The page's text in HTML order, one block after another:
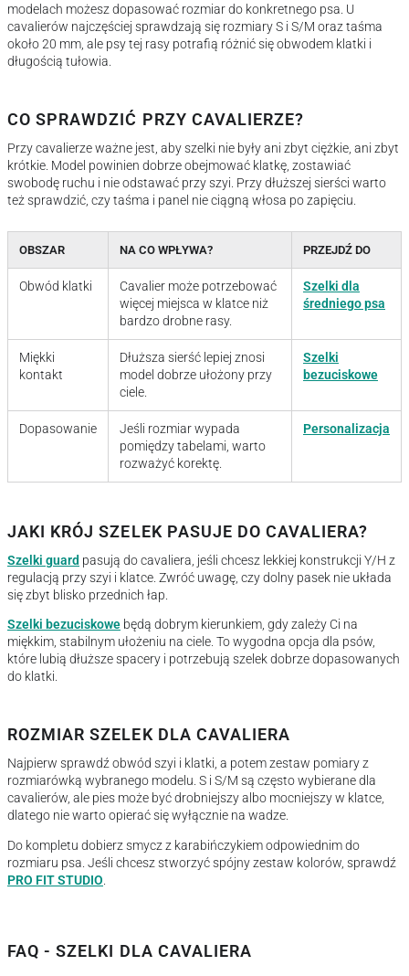
modelach możesz dopasować rozmiar do konkretnego psa. U
cavalierów najczęściej sprawdzają się rozmiary S i S/M oraz taśma
około 20 mm, ale psy tej rasy potrafią różnić się obwodem klatki i
długością tułowia.
CO SPRAWDZIĆ PRZY CAVALIERZE?
Przy cavalierze ważne jest, aby szelki nie były ani zbyt ciężkie, ani zbyt
krótkie. Model powinien dobrze obejmować klatkę, zostawiać
swobodę ruchu i nie odstawać przy szyi. Przy dłuższej sierści warto
też sprawdzić, czy taśma i panel nie ciągną włosa po zapięciu.
OBSZAR NA CO WPŁYWA? PRZEJDŹ DO
Obwód klatki
Cavalier może potrzebować
więcej miejsca w klatce niż
bardzo drobne rasy.
Szelki dla
średniego psa
Miękki
kontakt
Dłuższa sierść lepiej znosi
model dobrze ułożony przy
ciele.
Szelki
bezuciskowe
Dopasowanie
Jeśli rozmiar wypada
pomiędzy tabelami, warto
rozważyć korektę.
Personalizacja
JAKI KRÓJ SZELEK PASUJE DO CAVALIERA?
Szelki guard pasują do cavaliera, jeśli chcesz lekkiej konstrukcji Y/H z
regulacją przy szyi i klatce. Zwróć uwagę, czy dolny pasek nie układa
się zbyt blisko przednich łap.
Szelki bezuciskowe będą dobrym kierunkiem, gdy zależy Ci na
miękkim, stabilnym ułożeniu na ciele. To wygodna opcja dla psów,
które lubią dłuższe spacery i potrzebują szelek dobrze dopasowanych
do klatki.
ROZMIAR SZELEK DLA CAVALIERA
Najpierw sprawdź obwód szyi i klatki, a potem zestaw pomiary z
rozmiarówką wybranego modelu. S i S/M są często wybierane dla
cavalierów, ale pies może być drobniejszy albo mocniejszy w klatce,
dlatego nie warto opierać się wyłącznie na wadze.
Do kompletu dobierz smycz z karabińczykiem odpowiednim do
rozmiaru psa. Jeśli chcesz stworzyć spójny zestaw kolorów, sprawdź
PRO FIT STUDIO
FAQ - SZELKI DLA CAVALIERA